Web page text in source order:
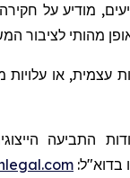
מודיע על
מהותי לציבור
עצמית, או
התביעה